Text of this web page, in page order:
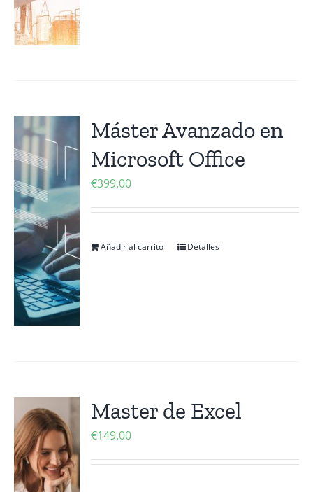
Máster Avanzado en
Microsoft Office
€399.00
Añadir al carrito Detalles
Master de Excel
€149.00